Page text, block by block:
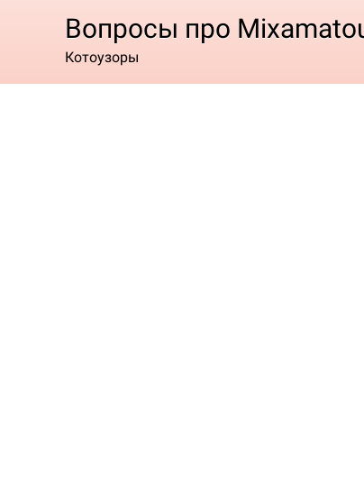
Вопросы про
Котоузоры